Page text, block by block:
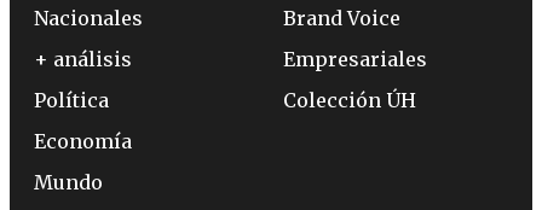
Nacionales
+ análisis
Política
Economía
Mundo
Brand Voice
Empresariales
Colección ÚH